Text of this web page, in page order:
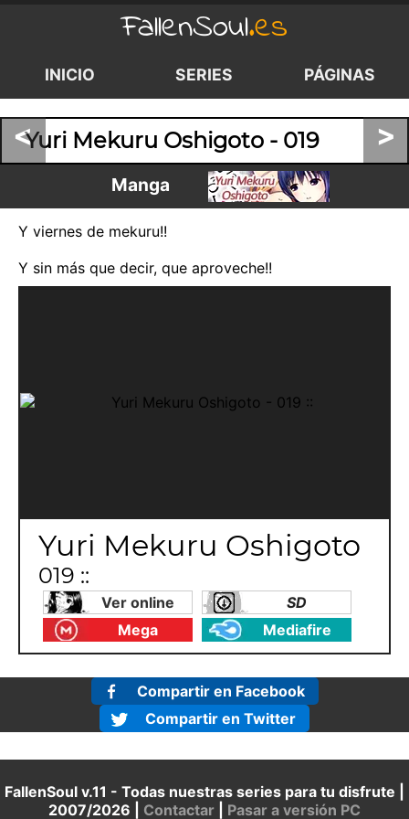
FallenSoul.es
INICIO SERIES PÁGINAS
< >
Yuri Mekuru Oshigoto - 019
Manga
Y viernes de mekuru!!
Y sin más que decir, que aproveche!!
Yuri Mekuru Oshigoto
019 ::
Ver online
SD
Mega
Mediafire
Compartir en Facebook
Compartir en Twitter
FallenSoul v.11 - Todas nuestras series para tu disfrute |
2007/2026 | Contactar Pasar a versión PC